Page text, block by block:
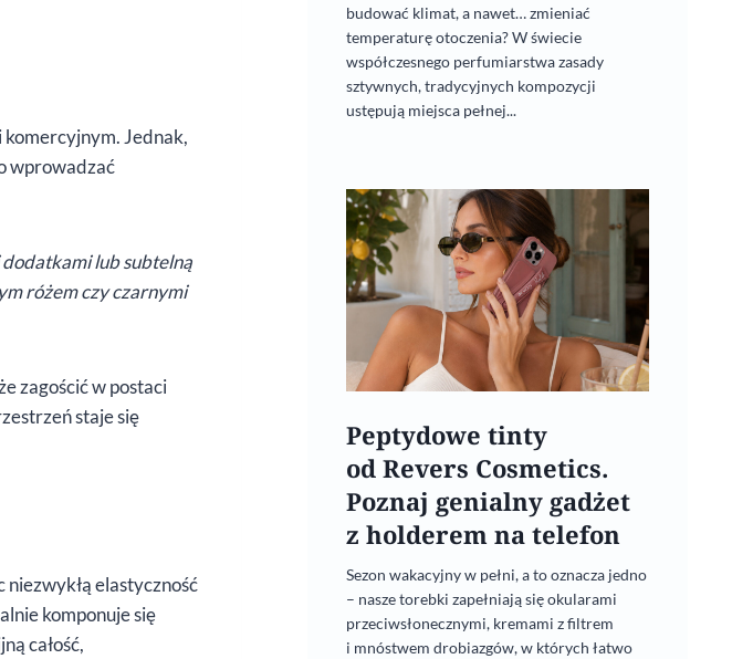
Jednak,
wprowadzać
dodatkami lub subtelną
różem czy czarnymi
zagościć w postaci
staje się
elastyczność
komponuje się
całość,
budować klimat, a nawet… zmieniać
temperaturę otoczenia? W świecie
współczesnego perfumiarstwa zasady
sztywnych, tradycyjnych kompozycji
ustępują miejsca pełnej...
Peptydowe tinty
od Revers Cosmetics.
Poznaj genialny gadżet
z holderem na telefon
Sezon wakacyjny w pełni, a to oznacza jedno
– nasze torebki zapełniają się okularami
przeciwsłonecznymi, kremami z filtrem
i mnóstwem drobiazgów, w których łatwo